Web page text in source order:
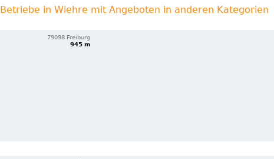
Betriebe in Wiehre mit Angeboten in anderen Kategorien
79098 Freiburg
945 m